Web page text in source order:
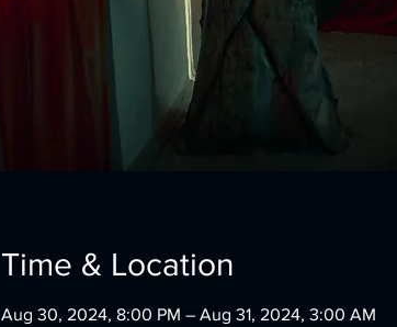
Time & Location
Aug 30, 2024, 8:00 PM – Aug 31, 2024, 3:00 AM